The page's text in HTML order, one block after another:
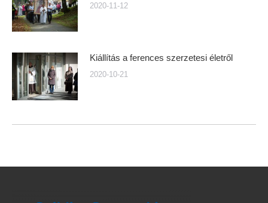
2020-11-12
Kiállítás a ferences szerzetesi életről
2020-10-21